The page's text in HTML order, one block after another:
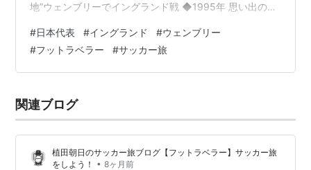
地”ウェンブリーでイングランド戦 ◆1995年 思い出のア
試合は「現地で観る価値がある」 ◆次回予告 ◆“聖地”ウ
ェンブリーでイングランド戦 2026年3月、ウワサ通り、
イングランド代表 vs 日本代表が決定🔥 その舞台は… 言
◆1995年 思い出のア…
#日本代表 #イングランド #ウェンブリー
#フットラベラー #サッカー旅
関連ブログ
植田朝日のサッカー旅ブログ【フットラベラー】サッカー旅
をしよう！
• 8ヶ月前